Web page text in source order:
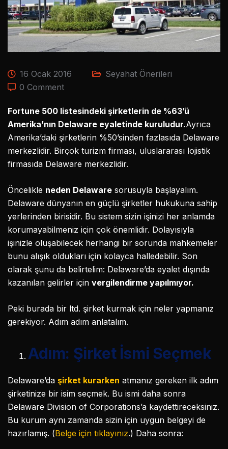
16 Ocak 2016
Seyahat Önerileri
0 Comment
Fortune 500 listesindeki şirketlerin de %63’ü
Amerika’nın Delaware eyaletinde kuruludur.Ayrıca
Amerika’daki şirketlerin %50’sinden fazlasıda Delaware
merkezlidir. Birçok turizm firması, uluslararası lojistik
firmasıda Delaware merkezlidir.
Öncelikle neden Delaware sorusuyla başlayalım.
Delaware dünyanın en güçlü şirketler hukukuna sahip
yerlerinden birisidir. Bu sistem sizin işinizi her anlamda
korumayabilmeniz için çok önemlidir. Dolayısıyla
işinizle oluşabilecek herhangi bir sorunda mahkemeler
bunu alışık oldukları için kolayca halledebilir. Son
olarak şunu da belirtelim: Delaware’da eyalet dışında
kazanılan gelirler için vergilendirme yapılmıyor.
Peki burada bir ltd. şirket kurmak için neler yapmanız
gerekiyor. Adım adım anlatalım.
Adım: Şirket İsmi Seçmek
Delaware’da şirket kurarken atmanız gereken ilk adım
şirketinize bir isim seçmek. Bu ismi daha sonra
Delaware Division of Corporations’a kaydettireceksiniz.
Bu kurum aynı zamanda sizin için uygun belgeyi de
hazırlamış. (Belge için tıklayınız.) Daha sonra: